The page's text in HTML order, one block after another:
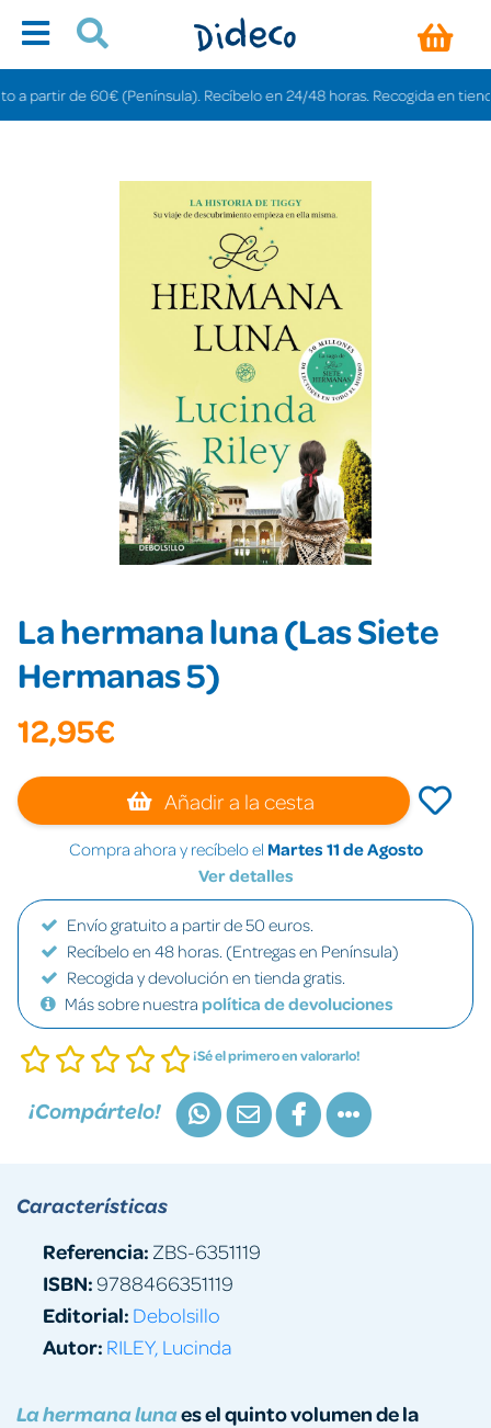
de 60€ (Península). Recíbelo en 24/48 horas. Recogida en tiendas
La hermana luna (Las Siete
Hermanas 5)
12,95€
Añadir a la cesta
Compra ahora y recíbelo el Martes 11 de Agosto
Ver detalles
Envío gratuito a partir de 50 euros.
Recíbelo en 48 horas. (Entregas en Península)
Recogida y devolución en tienda gratis.
Más sobre nuestra política de devoluciones
¡Sé el primero en valorarlo!
¡Compártelo!
La hermana lunaes el quinto volumen de la
Características
Referencia: ZBS-6351119
ISBN:9788466351119
Editorial: Debolsillo
Autor: RILEY, Lucinda